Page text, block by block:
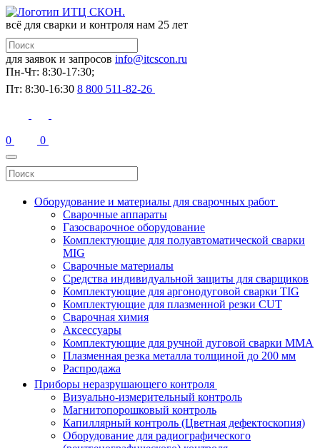
всё для сварки и контроля нам 25 лет
для заявок и запросов info@itcscon.ru
Пн-Чт: 8:30-17:30;
Пт: 8:30-16:30 8 800 511-82-26
0 0
Оборудование и материалы для сварочных работ
Сварочные аппараты
Газосварочное оборудование
Комплектующие для полуавтоматической сварки
MIG
Сварочные материалы
Средства индивидуальной защиты для сварщиков
Комплектующие для аргонодуговой сварки TIG
Комплектующие для плазменной резки CUT
Сварочная химия
Аксессуары
Комплектующие для ручной дуговой сварки MMA
Плазменная резка металла толщиной до 200 мм
Распродажа
Приборы неразрушающего контроля
Визуально-измерительный контроль
Магнитопорошковый контроль
Капиллярный контроль (Цветная дефектоскопия)
Оборудование для радиографического